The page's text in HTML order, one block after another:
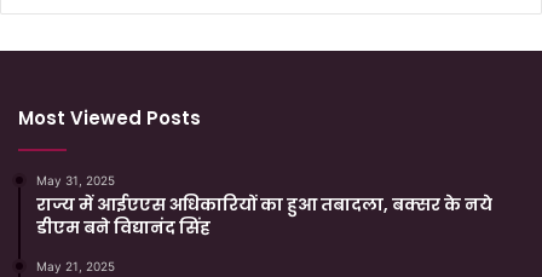
Most Viewed Posts
May 31, 2025
राज्य में आईएएस अधिकारियों का हुआ तबादला, बक्सर के नये
डीएम बने विद्यानंद सिंह
May 21, 2025